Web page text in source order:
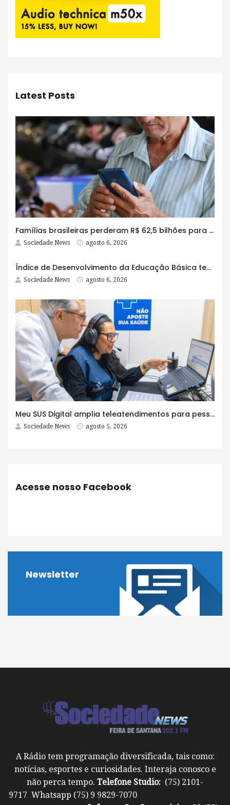
Latest Posts
Famílias brasileiras perderam R$ 62,5 bilhões para bets em 2025
Sociedade News agosto 6, 2026
Índice de Desenvolvimento da Educação Básica tem elevação em todas as etapas
Sociedade News agosto 6, 2026
Meu SUS Digital amplia teleatendimentos para pessoas com problemas com jogos e apostas
Sociedade News agosto 5, 2026
Acesse nosso Facebook
Newsletter
A Rádio tem programação diversificada, tais como:
notícias, esportes e curiosidades. Interaja conosco e
não perca tempo. Telefone Studio: (75) 2101-
9717 Whatsapp (75) 9 9829-7070